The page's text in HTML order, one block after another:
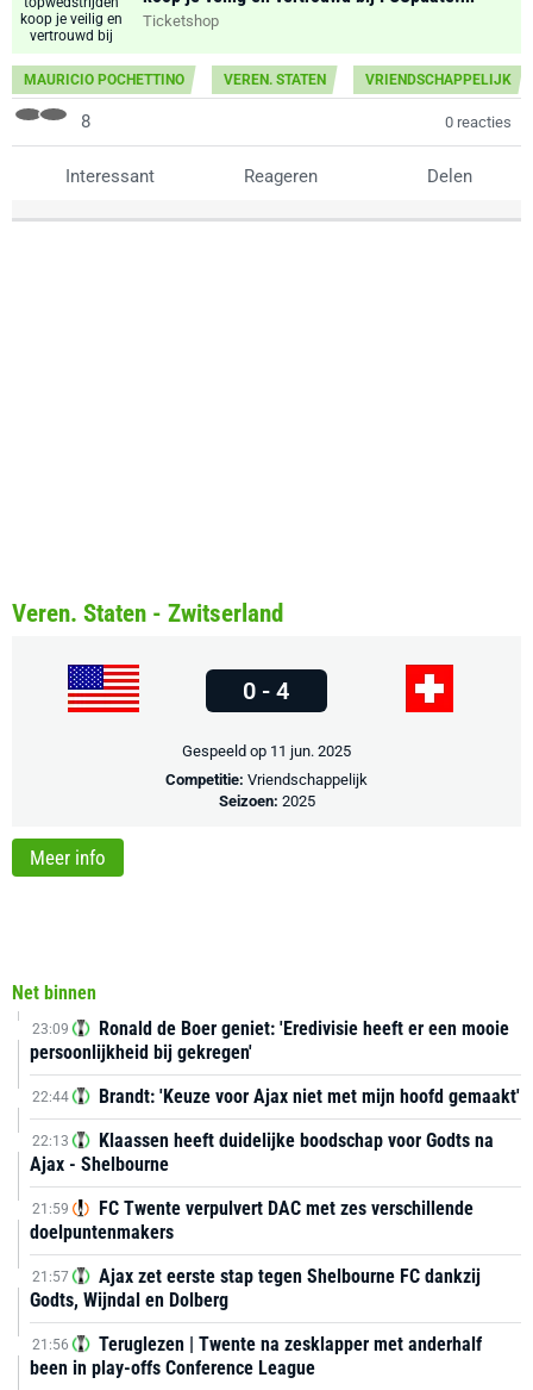
Ticketshop
MAURICIO POCHETTINO VEREN. STATEN VRIENDSCHAPPELIJK
8 0 reacties
Interessant Reageren Delen
Net binnen
23:09
Ronald de Boer geniet: 'Eredivisie heeft er een mooie
persoonlijkheid bij gekregen'
22:44 Brandt: 'Keuze voor Ajax niet met mijn hoofd gemaakt'
22:13
Klaassen heeft duidelijke boodschap voor Godts na
Ajax - Shelbourne
21:59
FC Twente verpulvert DAC met zes verschillende
doelpuntenmakers
21:57
Ajax zet eerste stap tegen Shelbourne FC dankzij
Godts, Wijndal en Dolberg
21:56
Teruglezen | Twente na zesklapper met anderhalf
been in play-offs Conference League
Veren. Staten - Zwitserland
0 - 4
Gespeeld op 11 jun. 2025
Competitie: Vriendschappelijk
Seizoen: 2025
Meer info